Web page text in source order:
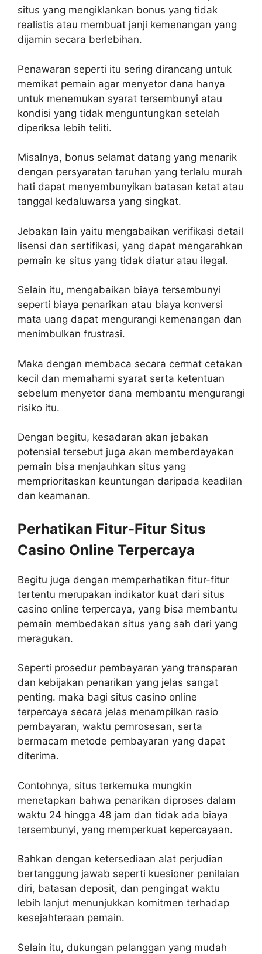
situs yang mengiklankan bonus yang tidak
realistis atau membuat janji kemenangan yang
dijamin secara berlebihan.
Penawaran seperti itu sering dirancang untuk
memikat pemain agar menyetor dana hanya
untuk menemukan syarat tersembunyi atau
kondisi yang tidak menguntungkan setelah
diperiksa lebih teliti.
Misalnya, bonus selamat datang yang menarik
dengan persyaratan taruhan yang terlalu murah
hati dapat menyembunyikan batasan ketat atau
tanggal kedaluwarsa yang singkat.
Jebakan lain yaitu mengabaikan verifikasi detail
lisensi dan sertifikasi, yang dapat mengarahkan
pemain ke situs yang tidak diatur atau ilegal.
Selain itu, mengabaikan biaya tersembunyi
seperti biaya penarikan atau biaya konversi
mata uang dapat mengurangi kemenangan dan
menimbulkan frustrasi.
Maka dengan membaca secara cermat cetakan
kecil dan memahami syarat serta ketentuan
sebelum menyetor dana membantu mengurangi
risiko itu.
Dengan begitu, kesadaran akan jebakan
potensial tersebut juga akan memberdayakan
pemain bisa menjauhkan situs yang
memprioritaskan keuntungan daripada keadilan
dan keamanan.
Perhatikan Fitur-Fitur Situs
Casino Online Terpercaya
Begitu juga dengan memperhatikan fitur-fitur
tertentu merupakan indikator kuat dari situs
casino online terpercaya, yang bisa membantu
pemain membedakan situs yang sah dari yang
meragukan.
Seperti prosedur pembayaran yang transparan
dan kebijakan penarikan yang jelas sangat
penting. maka bagi situs casino online
terpercaya secara jelas menampilkan rasio
pembayaran, waktu pemrosesan, serta
bermacam metode pembayaran yang dapat
diterima.
Contohnya, situs terkemuka mungkin
menetapkan bahwa penarikan diproses dalam
waktu 24 hingga 48 jam dan tidak ada biaya
tersembunyi, yang memperkuat kepercayaan.
Bahkan dengan ketersediaan alat perjudian
bertanggung jawab seperti kuesioner penilaian
diri, batasan deposit, dan pengingat waktu
lebih lanjut menunjukkan komitmen terhadap
kesejahteraan pemain.
Selain itu, dukungan pelanggan yang mudah